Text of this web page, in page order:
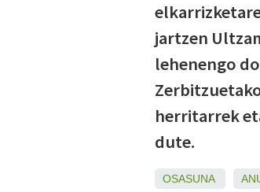
jartzen
lehenengo
herritarrek
dute.
OSASUNA